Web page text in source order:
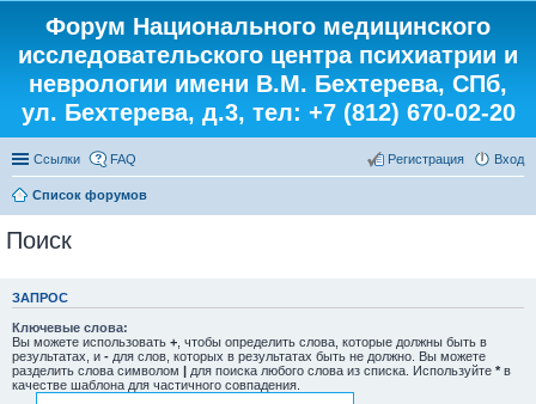
Форум Национального медицинского
исследовательского центра психиатрии и
неврологии имени В.М. Бехтерева, СПб,
ул. Бехтерева, д.3, тел: +7 (812) 670-02-20
Ссылки FAQ Вход
Регистрация
Список форумов
Поиск
ЗАПРОС
Ключевые слова:
Вы можете использовать + , чтобы определить слова, которые должны быть в
результатах, и - для слов, которых в результатах быть не должно. Вы можете
разделить слова символом | для поиска любого слова из списка. Используйте * в
качестве шаблона для частичного совпадения.